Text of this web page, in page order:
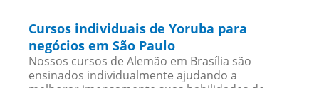
Cursos individuais de Yoruba para
negócios em São Paulo
Nossos cursos de Alemão em Brasília são
ensinados individualmente ajudando a